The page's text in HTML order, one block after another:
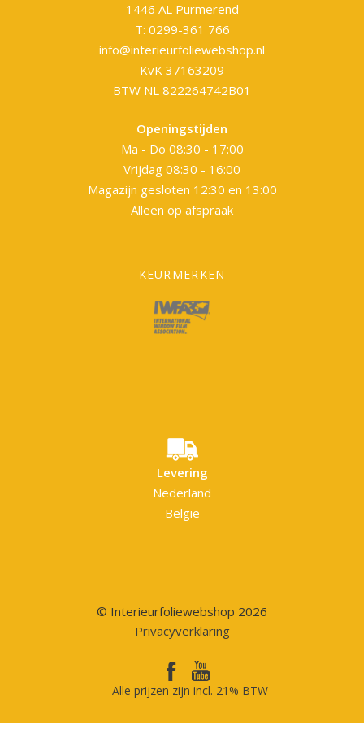
1446 AL Purmerend
T: 0299-361 766
info@interieurfoliewebshop.nl
KvK 37163209
BTW NL 822264742B01
Openingstijden
Ma - Do 08:30 - 17:00
Vrijdag 08:30 - 16:00
Magazijn gesloten 12:30 en 13:00
Alleen op afspraak
KEURMERKEN
Levering
Nederland
België
© Interieurfoliewebshop 2026
Privacyverklaring
Alle prijzen zijn incl. 21% BTW